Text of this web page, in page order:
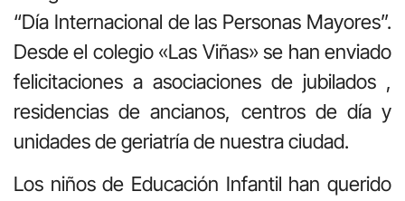
“Día Internacional de las Personas Mayores”.
Desde el colegio «Las Viñas» se han enviado
felicitaciones a asociaciones de jubilados ,
residencias de ancianos, centros de día y
unidades de geriatría de nuestra ciudad.
Los niños de Educación Infantil han querido